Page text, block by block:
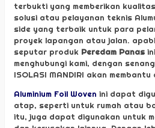
terbukti yang memberikan
solusi atau pelayanan teknis
side yang terbaik untuk para
proyek lapangan atau jalan.
seputar produk Peredam Panas
menghubungi kami, dengan
ISOLASI MANDIRI akan membantu
Aluminium Foil Woven ini dapat
atap, seperti untuk rumah atau
itu, juga dapat digunakan untuk